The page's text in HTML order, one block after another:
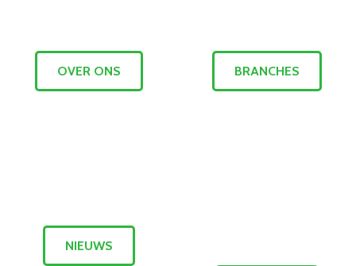
OVER ONS BRANCHES
NIEUWS